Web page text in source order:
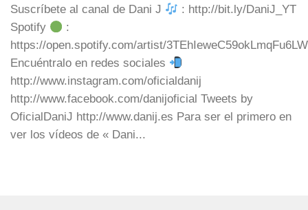
Suscríbete al canal de Dani J
: http://bit.ly/DaniJ_YT
Spotify
:
https://open.spotify.com/artist/
Encuéntralo en redes sociales
http://www.instagram.com/oficialdanij
http://www.facebook.com/danijoficial Tweets by
OficialDaniJ http://www.danij.es Para ser el primero en
ver los vídeos de « Dani...